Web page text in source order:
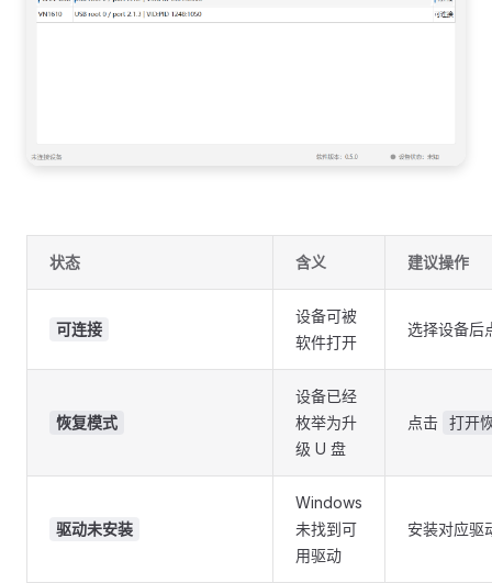
状态 含义 建议操作
可连接
设备可被
软件打开
选择设备后
恢复模式
设备已经
枚举为升
级 U 盘
点击 打开
驱动未安装
Windows
未找到可
用驱动
安装对应驱